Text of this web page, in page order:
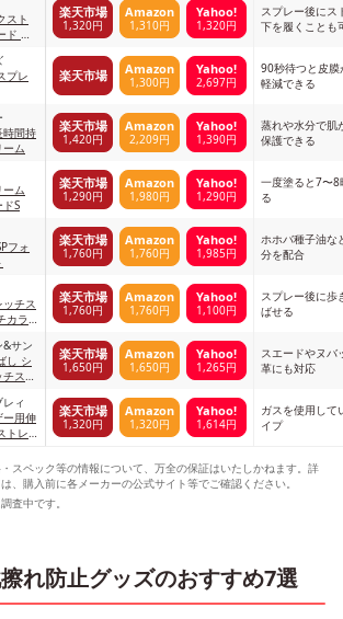
スト
ド 靴
楽天市場
1,320円
Amazon
1,310円
Yahoo!
1,320円
スプレー後にス
下を履くことも
プレ
楽天市場 Amazon
1,300円
Yahoo!
2,697円
90秒待つと皮
軽減できる
時間持
ム
楽天市場
1,420円
Amazon
2,209円
Yahoo!
1,390円
蒸れや水分で肌
保護できる
ーム
S
楽天市場
1,290円
Amazon
1,980円
Yahoo!
1,290円
一度塗ると7〜
る
フォ
楽天市場
1,760円
Amazon
1,760円
Yahoo!
1,985円
ホホバ種子油な
分を配合
ッチス
カラ
楽天市場
1,760円
Amazon
1,760円
Yahoo!
1,100円
スプレー後に歩
ばせる
&サン
し シ
スプ
楽天市場
1,650円
Amazon
1,650円
Yahoo!
1,265円
スエードやヌバ
革にも対応
ィ
ー用伸
トレ
楽天市場
1,320円
Amazon
1,320円
Yahoo!
1,614円
ガスを使用して
イプ
スペック等の情報について、万全の保証はいたしかねます。詳
、購入前に各メーカーの公式サイト等でご確認ください。
査中です。
擦れ防止グッズのおすすめ7選